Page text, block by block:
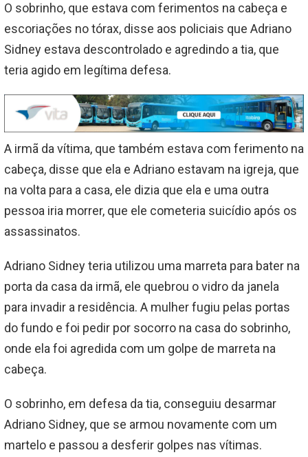
O sobrinho, que estava com ferimentos na cabeça e
escoriações no tórax, disse aos policiais que Adriano
Sidney estava descontrolado e agredindo a tia, que
teria agido em legítima defesa.
A irmã da vítima, que também estava com ferimento na
cabeça, disse que ela e Adriano estavam na igreja, que
na volta para a casa, ele dizia que ela e uma outra
pessoa iria morrer, que ele cometeria suicídio após os
assassinatos.
Adriano Sidney teria utilizou uma marreta para bater na
porta da casa da irmã, ele quebrou o vidro da janela
para invadir a residência. A mulher fugiu pelas portas
do fundo e foi pedir por socorro na casa do sobrinho,
onde ela foi agredida com um golpe de marreta na
cabeça.
O sobrinho, em defesa da tia, conseguiu desarmar
Adriano Sidney, que se armou novamente com um
martelo e passou a desferir golpes nas vítimas.